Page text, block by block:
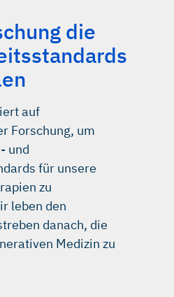
die
auf
Forschung, um
und
für unsere
zu
leben den
danach, die
Medizin zu